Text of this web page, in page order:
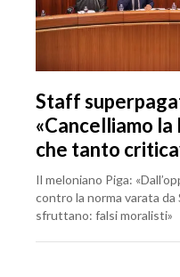
Staff
«Cancelliamo
che tanto
Il meloniano Piga:
contro la norma varata da
sfruttano: falsi moralisti»